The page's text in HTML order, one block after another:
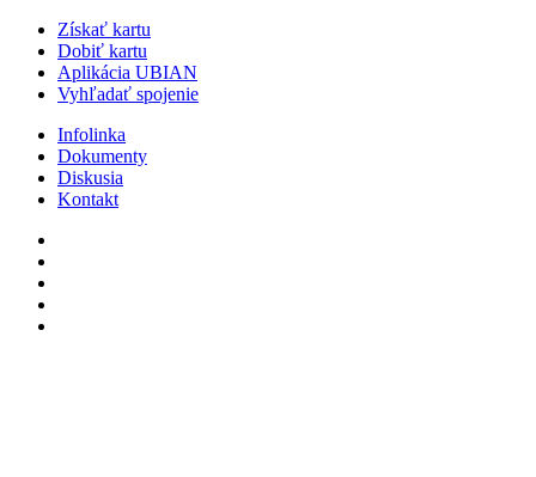
Získať kartu
Dobiť kartu
Aplikácia UBIAN
Vyhľadať spojenie
Infolinka
Dokumenty
Diskusia
Kontakt